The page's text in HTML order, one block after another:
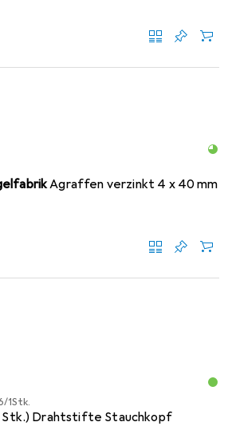
Agraffen verzinkt 4 x 40 mm
/1Stk.
Stk.) Drahtstifte Stauchkopf